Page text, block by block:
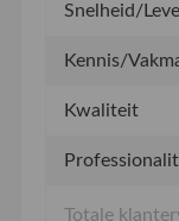
Snelheid/
Kennis/
Kwaliteit
Totale